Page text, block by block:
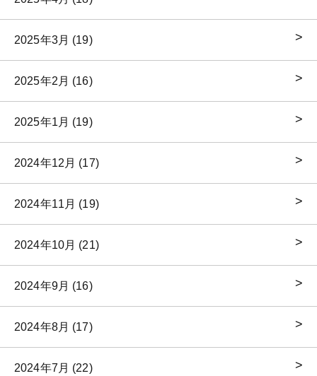
2025年3月 (19)
2025年2月 (16)
2025年1月 (19)
2024年12月 (17)
2024年11月 (19)
2024年10月 (21)
2024年9月 (16)
2024年8月 (17)
2024年7月 (22)